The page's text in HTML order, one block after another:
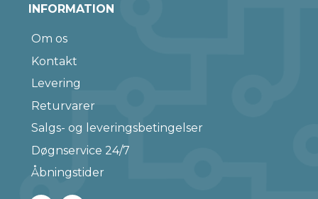
INFORMATION
Om os
Kontakt
Levering
Returvarer
Salgs- og leveringsbetingelser
Døgnservice 24/7
Åbningstider